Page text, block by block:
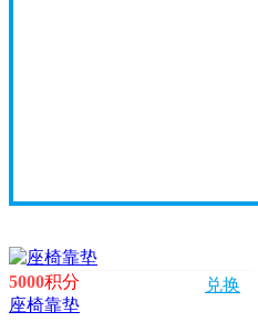
兑换
5000积分
座椅靠垫